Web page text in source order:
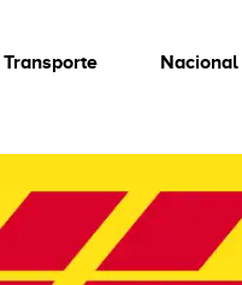
Nacional